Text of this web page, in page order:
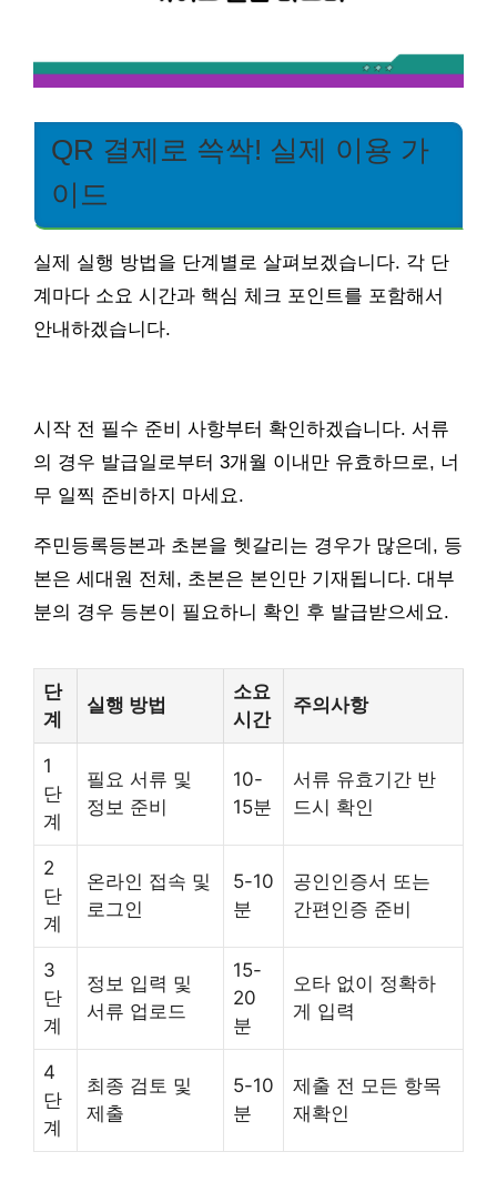
QR 결제로 쓱싹! 실제 이용 가
이드
실제 실행 방법을 단계별로 살펴보겠습니다. 각 단
계마다 소요 시간과 핵심 체크 포인트를 포함해서
안내하겠습니다.
시작 전 필수 준비 사항부터 확인하겠습니다. 서류
의 경우 발급일로부터 3개월 이내만 유효하므로, 너
무 일찍 준비하지 마세요.
주민등록등본과 초본을 헷갈리는 경우가 많은데, 등
본은 세대원 전체, 초본은 본인만 기재됩니다. 대부
분의 경우 등본이 필요하니 확인 후 발급받으세요.
단
계
실행 방법
소요
시간
주의사항
1
단
계
필요 서류 및
정보 준비
10-
15분
서류 유효기간 반
드시 확인
2
단
계
온라인 접속 및
로그인
5-10
분
공인인증서 또는
간편인증 준비
3
단
계
정보 입력 및
서류 업로드
15-
20
분
오타 없이 정확하
게 입력
4
단
계
최종 검토 및
제출
5-10
분
제출 전 모든 항목
재확인